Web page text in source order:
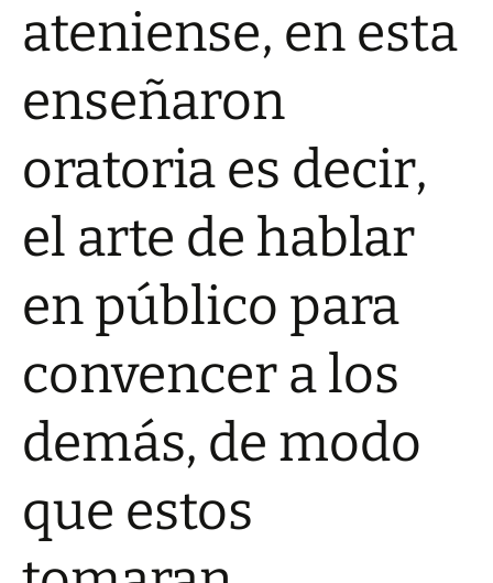
ateniense, en esta
enseñaron
oratoria es decir,
el arte de hablar
en público para
convencer a los
demás, de modo
que estos